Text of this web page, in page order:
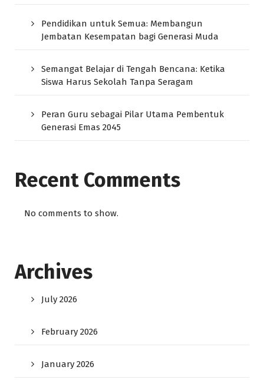
Pendidikan untuk Semua: Membangun
Jembatan Kesempatan bagi Generasi Muda
Semangat Belajar di Tengah Bencana: Ketika
Siswa Harus Sekolah Tanpa Seragam
Peran Guru sebagai Pilar Utama Pembentuk
Generasi Emas 2045
Recent Comments
No comments to show.
Archives
July 2026
February 2026
January 2026